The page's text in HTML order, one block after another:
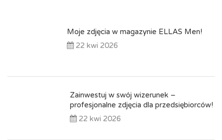
Moje zdjęcia w magazynie ELLAS Men!
22 kwi 2026
Zainwestuj w swój wizerunek –
profesjonalne zdjęcia dla przedsiębiorców!
22 kwi 2026